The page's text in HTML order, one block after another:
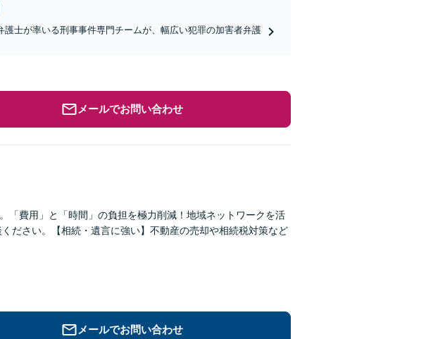
護士が率いる刑事事件専門チームが、幅広い犯罪の加害者弁護
メールでお問い合わせ
「費用」と「時間」の負担を極力削減！地域ネットワークを活
ださい。【相続・遺言に強い】不動産の売却や相続税対策など
メールでお問い合わせ